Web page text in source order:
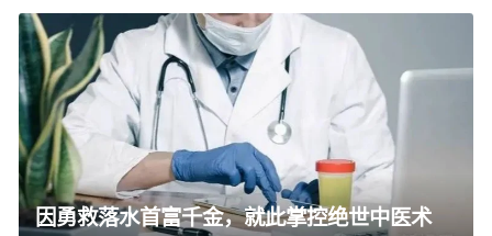
因勇救落水首富千金，就此掌控绝世中医术